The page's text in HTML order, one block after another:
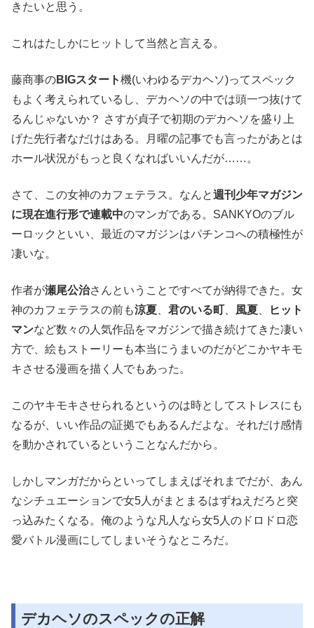
きたいと思う。
これはたしかにヒットして当然と言える。
藤商事のBIGスタート機(いわゆるデカヘソ)ってスペック
もよく考えられているし、デカヘソの中では頭一つ抜けて
るんじゃないか？ さすが貞子で初期のデカヘソを盛り上
げた先行者なだけはある。月曜の記事でも言ったがあとは
ホール状況がもっと良くなればいいんだが……。
さて、この女神のカフェテラス。なんと週刊少年マガジン
に現在進行形で連載中のマンガである。SANKYOのブル
ーロックといい、最近のマガジンはパチンコへの積極性が
凄いな。
作者が瀬尾公治さんということですべてが納得できた。女
神のカフェテラスの前も涼夏 君のいる町 風夏
ヒット
マンなど数々の人気作品をマガジンで描き続けてきた凄い
方で、絵もストーリーも本当にうまいのだがどこかヤキモ
キさせる漫画を描く人でもあった。
このヤキモキさせられるというのは時としてストレスにも
なるが、いい作品の証拠でもあるんだよな。それだけ感情
を動かされているということなんだから。
しかしマンガだからといってしまえばそれまでだが、あん
なシチュエーションで女5人がまとまるはずねえだろと突
っ込みたくなる。俺のような凡人なら女5人のドロドロ恋
愛バトル漫画にしてしまいそうなところだ。
デカヘソのスペックの正解